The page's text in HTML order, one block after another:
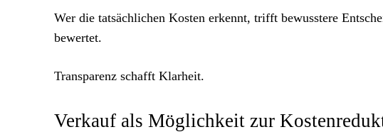
Wer die tatsächlichen Kosten erkennt, trifft bewusstere
bewertet.
Transparenz schafft Klarheit.
Verkauf als Möglichkeit zur